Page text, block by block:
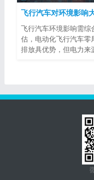
飞行汽车环境影响需综
估，电动化飞行汽车零
排放具优势，但电力来